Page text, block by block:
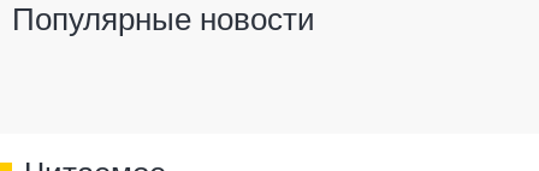
Популярные новости